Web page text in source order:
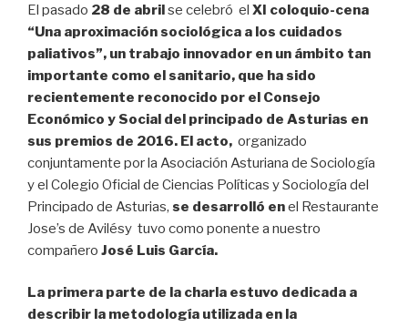
El pasado 28 de abrilse celebró el XI coloquio-cena
“Una aproximación sociológica a los cuidados
paliativos”, un trabajo innovador en un ámbito tan
importante como el sanitario, que ha sido
recientemente reconocido por el Consejo
Económico y Social del principado de Asturias en
sus premios de 2016. El acto, organizado
conjuntamente por la Asociación Asturiana de Sociología
y el Colegio Oficial de Ciencias Políticas y Sociología del
Principado de Asturias, se desarrolló enel Restaurante
Jose’s de Avilésy tuvo como ponente a nuestro
compañero José Luis García.
La primera parte de la charla estuvo dedicada a
describir la metodología utilizada en la